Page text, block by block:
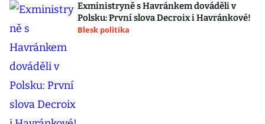
Exministryně s Havránkem dováděli v
Polsku: První slova Decroix i Havránkové!
Blesk politika